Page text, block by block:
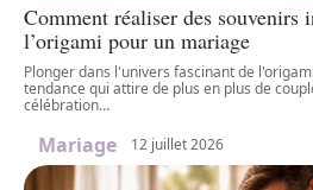
Comment réaliser des souvenirs
l’origami pour un mariage
Plonger dans l'univers fascinant de
tendance qui attire de plus en plus de
célébration…
Mariage 12 juillet 2026